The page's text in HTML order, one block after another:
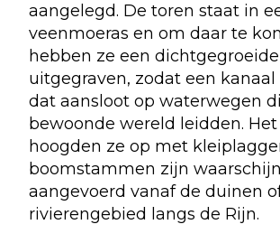
aangelegd. De toren staat in
veenmoeras en om daar te
hebben ze een
uitgegraven, zodat een kanaal
dat aansloot op waterwegen
bewoonde wereld leidden.
hoogden ze op met
boomstammen zijn
aangevoerd vanaf de duinen
rivierengebied langs de Rijn.